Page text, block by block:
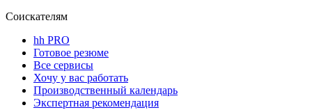
Соискателям
hh PRO
Готовое резюме
Все сервисы
Хочу у вас работать
Производственный календарь
Экспертная рекомендация